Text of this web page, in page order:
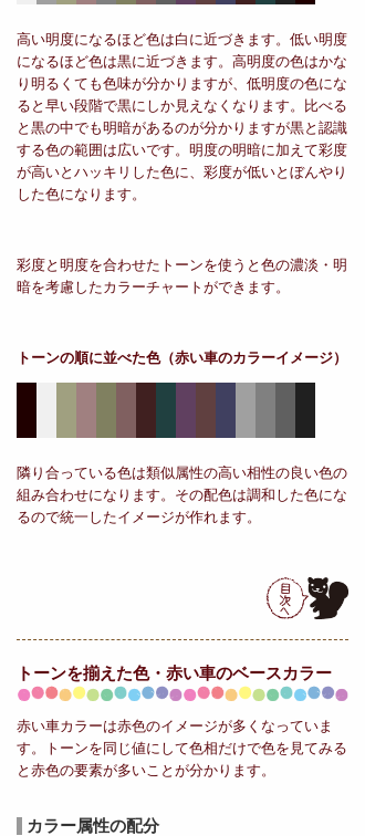
高い明度になるほど色は白に近づきます。低い明度
になるほど色は黒に近づきます。高明度の色はかな
り明るくても色味が分かりますが、低明度の色にな
ると早い段階で黒にしか見えなくなります。比べる
と黒の中でも明暗があるのが分かりますが黒と認識
する色の範囲は広いです。明度の明暗に加えて彩度
が高いとハッキリした色に、彩度が低いとぼんやり
した色になります。
彩度と明度を合わせたトーンを使うと色の濃淡・明
暗を考慮したカラーチャートができます。
トーンの順に並べた色（赤い車のカラーイメージ）
隣り合っている色は類似属性の高い相性の良い色の
組み合わせになります。その配色は調和した色にな
るので統一したイメージが作れます。
トーンを揃えた色・赤い車のベースカラー
赤い車カラーは赤色のイメージが多くなっていま
す。トーンを同じ値にして色相だけで色を見てみる
と赤色の要素が多いことが分かります。
カラー属性の配分